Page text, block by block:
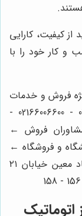
از کیفیت، کارایی
کار خود را با
← 6123-021 خطوط ویژه فروش و خدمات
پس از فروش ← 02166009000 - 02166008000 - 02166006600 -
خط مستقیم مشاوران فروش ←
09122108002 - 09122200108 نمایشگاه و فروشگاه ←
تهران میدان آزادی خیابان آزادی میدان استاد معین خیابان ۲۱